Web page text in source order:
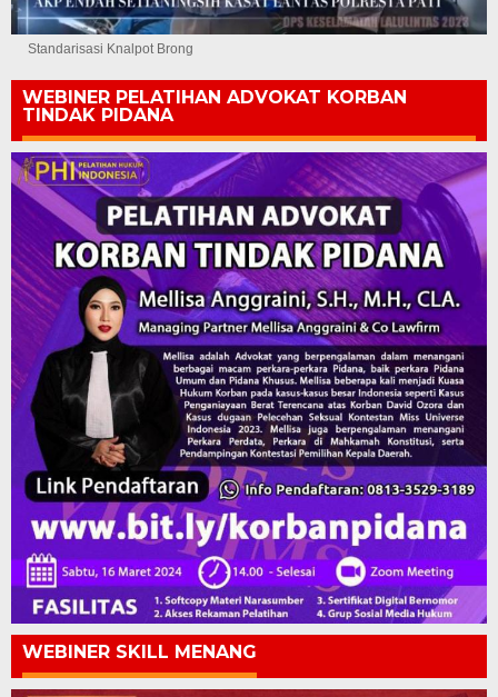
Standarisasi Knalpot Brong
WEBINER PELATIHAN ADVOKAT KORBAN
TINDAK PIDANA
WEBINER SKILL MENANG